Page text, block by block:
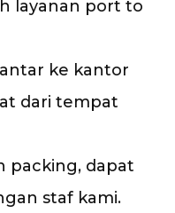
layanan port to
ke kantor
dari tempat
packing, dapat
staf kami.